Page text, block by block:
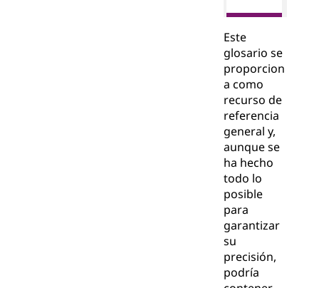
Este
glosario se
proporcion
a como
recurso de
referencia
general y,
aunque se
ha hecho
todo lo
posible
para
garantizar
su
precisión,
podría